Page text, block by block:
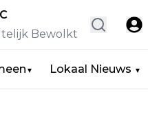
Bewolkt
▼ Lokaal Nieuws ▼